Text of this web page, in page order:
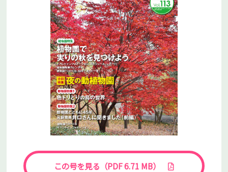
この号を見る（PDF 6.71 MB）